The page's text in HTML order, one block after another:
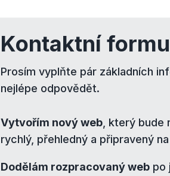
Kontaktní
Prosím vyplňte pár základních
nejlépe odpovědět.
Vytvořím nový web , který bude
rychlý, přehledný a připravený
Dodělám rozpracovaný web po